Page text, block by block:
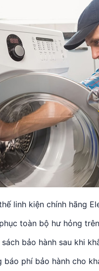
linh kiện chính hãng
toàn bộ hư hỏng
sách bảo hành sau khi
báo phí bảo hành cho